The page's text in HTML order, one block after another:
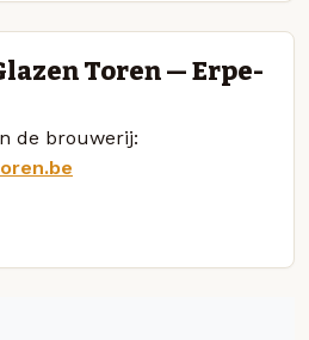
Toren — Erpe-
de brouwerij: